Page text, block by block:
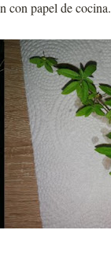
con papel de cocina.